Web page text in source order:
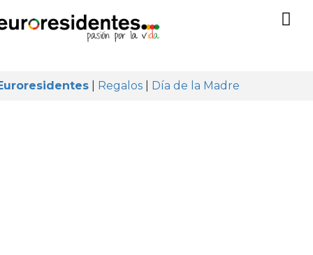
Regalos Día de la Madre